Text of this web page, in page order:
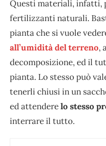
Questi materiali, infatti,
fertilizzanti naturali.
pianta che si vuole
all’umidità del terreno,
decomposizione, ed il
pianta. Lo stesso può
tenerli chiusi in un
ed attenderelo stesso
interrare il tutto.